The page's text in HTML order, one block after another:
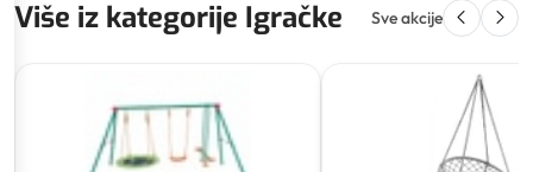
Više iz kategorije Igračke Sve akcije